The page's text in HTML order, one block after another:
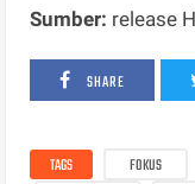
Sumber: release
SHARE
TAGS FOKUS